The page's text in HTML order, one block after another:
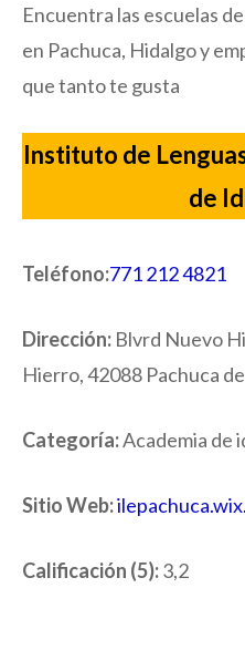
Encuentra las escuelas
en Pachuca, Hidalgo y
que tanto te gusta
Instituto de
de
Teléfono:771 212 4821
Dirección: Blvrd Nuevo
Hierro, 42088 Pachuca
Categoría:Academia de
Sitio Web:
Calificación (5):3,2